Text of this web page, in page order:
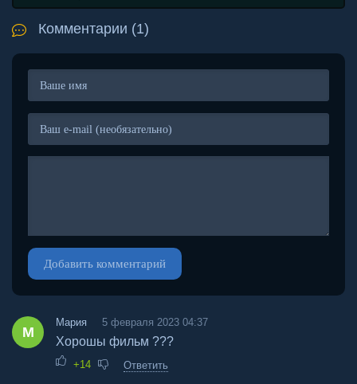
Комментарии (1)
Добавить комментарий
М
Мария 5 февраля 2023 04:37
Хорошы фильм ???
+14 Ответить